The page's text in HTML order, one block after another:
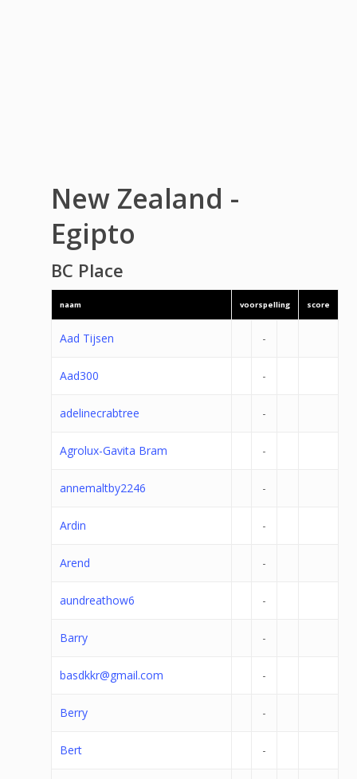
New Zealand -
Egipto
BC Place
naam voorspelling score
Aad Tijsen -
Aad300 -
adelinecrabtree -
Agrolux-Gavita Bram -
annemaltby2246 -
Ardin -
Arend -
aundreathow6 -
Barry -
basdkkr@gmail.com -
Berry -
Bert -